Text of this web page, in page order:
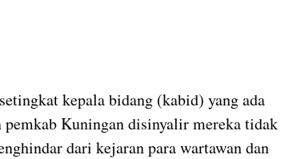
kepala bidang (kabid) yang ada
Kuningan disinyalir mereka tidak
dari kejaran para wartawan dan